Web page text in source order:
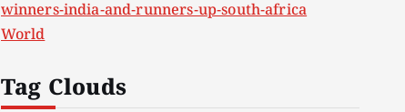
winners-india-and-runners-up-south-africa
World
Tag Clouds